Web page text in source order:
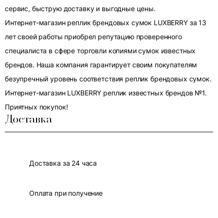
сервис, быструю доставку и выгодные цены.
Интернет-магазин реплик брендовых сумок LUXBERRY за 13
лет своей работы приобрел репутацию проверенного
специалиста в сфере торговли копиями сумок известных
брендов. Наша компания гарантирует своим покупателям
безупречный уровень соответствия реплик брендовых сумок.
Интернет-магазин LUXBERRY реплик известных брендов №1.
Приятных покупок!
Доставка
Доставка за 24 часа
Оплата при получение